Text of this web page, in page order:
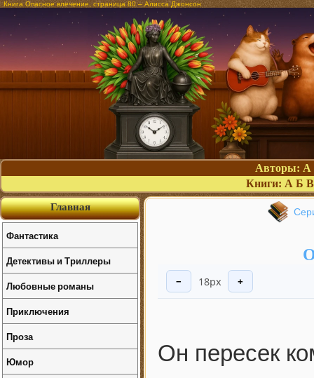
Книга Опасное влечение, страница 80 – Алисса Джонсон
Авторы: А
Книги: А Б В
− 18px +
Он пересек
Главная
Фантастика
Детективы и Триллеры
Любовные романы
Приключения
Проза
Юмор